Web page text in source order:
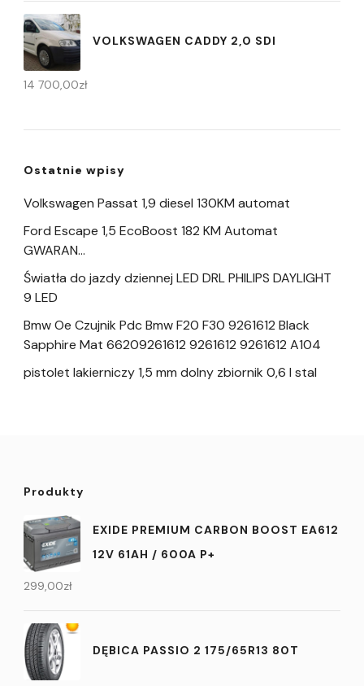
VOLKSWAGEN CADDY 2,0 SDI
14 700,00zł
Ostatnie wpisy
Volkswagen Passat 1,9 diesel 130KM automat
Ford Escape 1,5 EcoBoost 182 KM Automat
GWARAN…
Światła do jazdy dziennej LED DRL PHILIPS DAYLIGHT
9 LED
Bmw Oe Czujnik Pdc Bmw F20 F30 9261612 Black
Sapphire Mat 66209261612 9261612 9261612 A104
pistolet lakierniczy 1,5 mm dolny zbiornik 0,6 l stal
Produkty
EXIDE PREMIUM CARBON BOOST EA612
12V 61AH / 600A P+
299,00zł
DĘBICA PASSIO 2 175/65R13 80T